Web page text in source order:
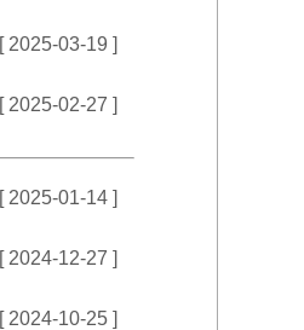
[ 2025-03-19 ]
[ 2025-02-27 ]
[ 2025-01-14 ]
[ 2024-12-27 ]
[ 2024-10-25 ]